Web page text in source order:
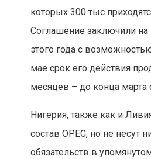
которых 300 тыс
Соглашение заключили на
этого года с
мае срок его действия
месяцев – до конца марта
Нигерия, также как и
состав OPEC, но не несут
обязательств в